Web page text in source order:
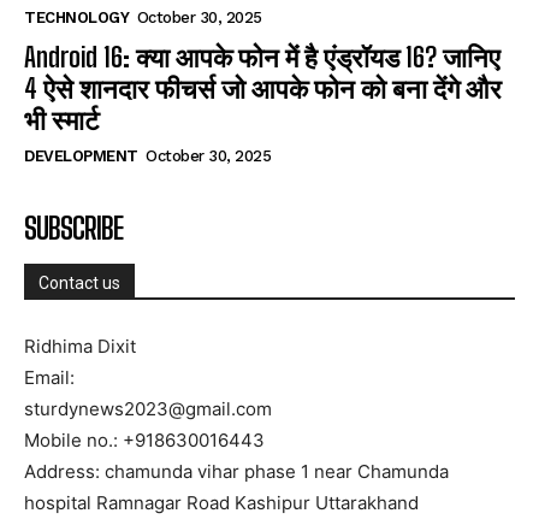
TECHNOLOGY October 30, 2025
Android 16: क्या आपके फोन में है एंड्रॉयड 16? जानिए
4 ऐसे शानदार फीचर्स जो आपके फोन को बना देंगे और
भी स्मार्ट
DEVELOPMENT October 30, 2025
SUBSCRIBE
Contact us
Ridhima Dixit
Email:
sturdynews2023@gmail.com
Mobile no.: +918630016443
Address: chamunda vihar phase 1 near Chamunda
hospital Ramnagar Road Kashipur Uttarakhand